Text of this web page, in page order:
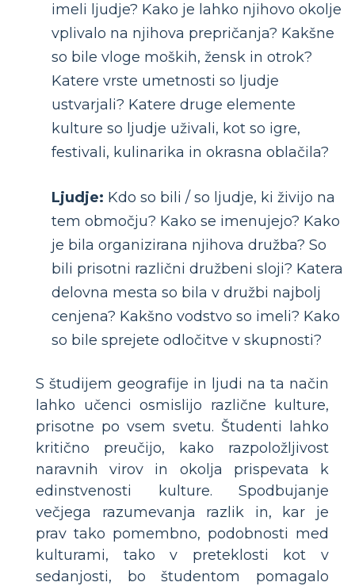
imeli ljudje? Kako je lahko njihovo okolje
vplivalo na njihova prepričanja? Kakšne
so bile vloge moških, žensk in otrok?
Katere vrste umetnosti so ljudje
ustvarjali? Katere druge elemente
kulture so ljudje uživali, kot so igre,
festivali, kulinarika in okrasna oblačila?
Ljudje: Kdo so bili / so ljudje, ki živijo na
tem območju? Kako se imenujejo? Kako
je bila organizirana njihova družba? So
bili prisotni različni družbeni sloji? Katera
delovna mesta so bila v družbi najbolj
cenjena? Kakšno vodstvo so imeli? Kako
so bile sprejete odločitve v skupnosti?
S študijem geografije in ljudi na ta način
lahko učenci osmislijo različne kulture,
prisotne po vsem svetu. Študenti lahko
kritično preučijo, kako razpoložljivost
naravnih virov in okolja prispevata k
edinstvenosti kulture. Spodbujanje
večjega razumevanja razlik in, kar je
prav tako pomembno, podobnosti med
kulturami, tako v preteklosti kot v
sedanjosti, bo študentom pomagalo